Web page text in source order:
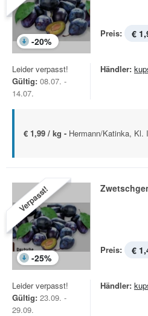
-20%
Preis: €
Leider verpasst!
Gültig: 08.07. -
14.07.
Händler:
€ 1,99 / kg - Hermann/Katinka,
Verpasst!
-25%
Preis: €
Leider verpasst!
Gültig: 23.09. -
29.09.
Händler: